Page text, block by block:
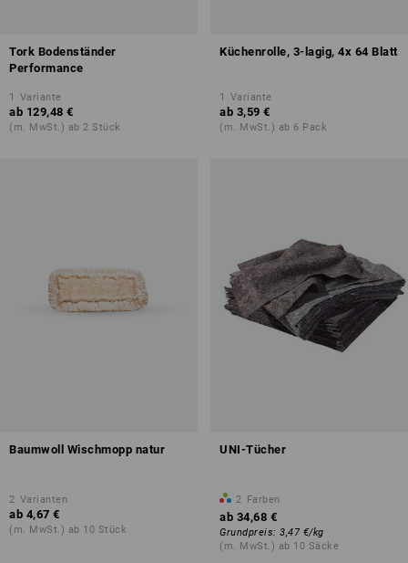
Tork Bodenständer
Performance
1 Variante
ab 129,48 €
(m. MwSt.) ab 2 Stück
Küchenrolle, 3-lagig, 4x 64 Blatt
1 Variante
ab 3,59 €
(m. MwSt.) ab 6 Pack
Baumwoll Wischmopp natur
2 Varianten
ab 4,67 €
(m. MwSt.) ab 10 Stück
UNI-Tücher
2 Farben
ab 34,68 €
Grundpreis: 3,47 €/kg
(m. MwSt.) ab 10 Säcke